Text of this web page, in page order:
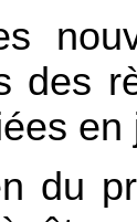
des
en
du